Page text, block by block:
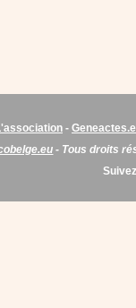
-
- Tous droits